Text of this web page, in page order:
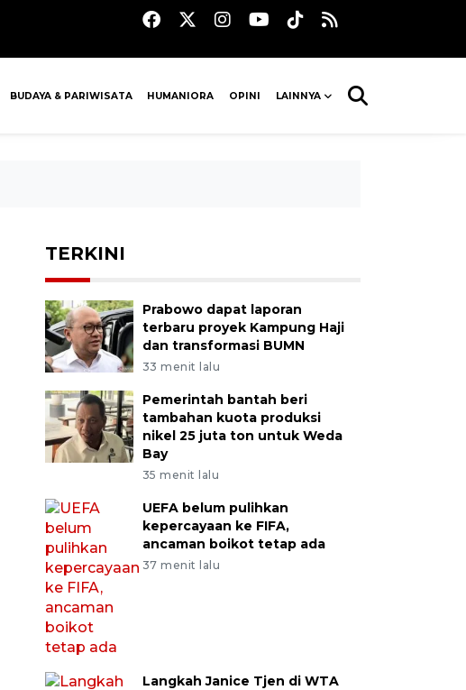
BUDAYA & PARIWISATA HUMANIORA OPINI LAINNYA
TERKINI
Prabowo dapat laporan
terbaru proyek Kampung Haji
dan transformasi BUMN
33 menit lalu
Pemerintah bantah beri
tambahan kuota produksi
nikel 25 juta ton untuk Weda
Bay
35 menit lalu
UEFA belum pulihkan
kepercayaan ke FIFA,
ancaman boikot tetap ada
37 menit lalu
Langkah Janice Tjen di WTA